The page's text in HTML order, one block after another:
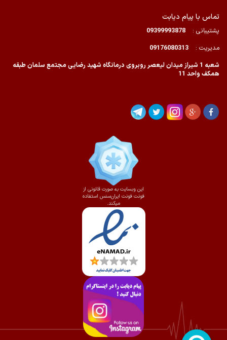
تماس با پیام دیابت
پشتیبانی :
09399993878
مدیریت :
09176080313
شعبه 1 شیراز میدان لیعصر روبروی درمانگاه شهید رضایی مجتمع سلمان طبقه
همکف واحد 11
این وبسایت به صورت قانونی از
فونت فونت ایران‌سنس استفاده
میکند.